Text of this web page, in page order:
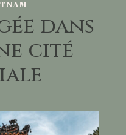
dans
cité